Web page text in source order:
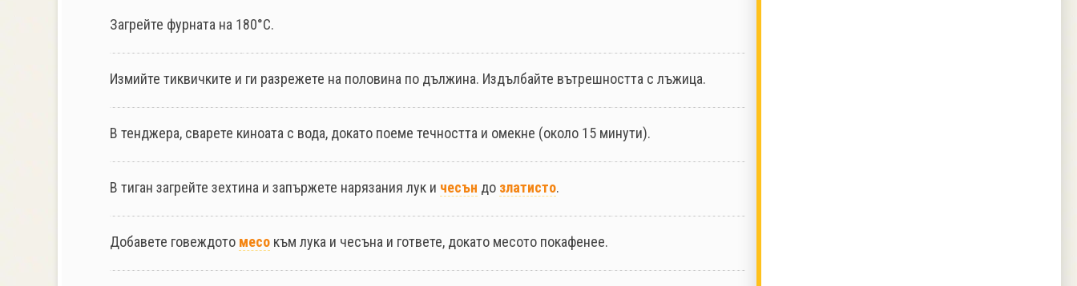
Загрейте фурната на 180°C.
Измийте тиквичките и ги разрежете на половина по дължина. Издълбайте вътрешността с лъжица.
В тенджера, сварете киноата с вода, докато поеме течността и омекне (около 15 минути).
В тиган загрейте зехтина и запържете нарязания лук и чесън до златисто.
Добавете говеждото месо към лука и чесъна и гответе, докато месото покафенее.